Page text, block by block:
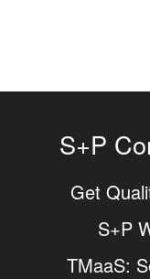
S+P
Get
S+P
TMaaS: